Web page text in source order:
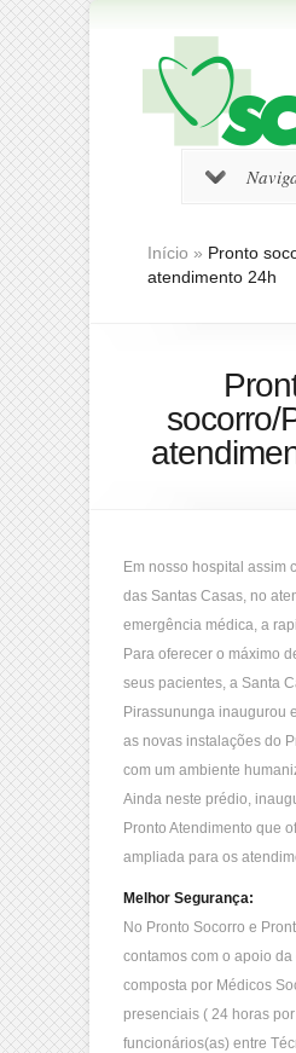
Início » Pronto
atendimento 24h
socorro/
Em nosso hospital assim
das Santas Casas, no
emergência médica, a
Para oferecer o máximo
seus pacientes, a Santa
Pirassununga inaugurou
as novas instalações do
com um ambiente
Ainda neste prédio,
Pronto Atendimento que
ampliada para os
Melhor Segurança:
No Pronto Socorro e
contamos com o apoio
composta por Médicos
presenciais ( 24 horas
funcionários(as) entre